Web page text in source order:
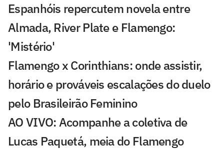
Espanhóis repercutem novela entre
Almada, River Plate e Flamengo:
'Mistério'
Flamengo x Corinthians: onde assistir,
horário e prováveis escalações do duelo
pelo Brasileirão Feminino
AO VIVO: Acompanhe a coletiva de
Lucas Paquetá, meia do Flamengo